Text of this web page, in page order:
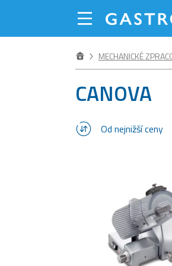
MECHANICKÉ
CANOVA
Od nejnižší ceny